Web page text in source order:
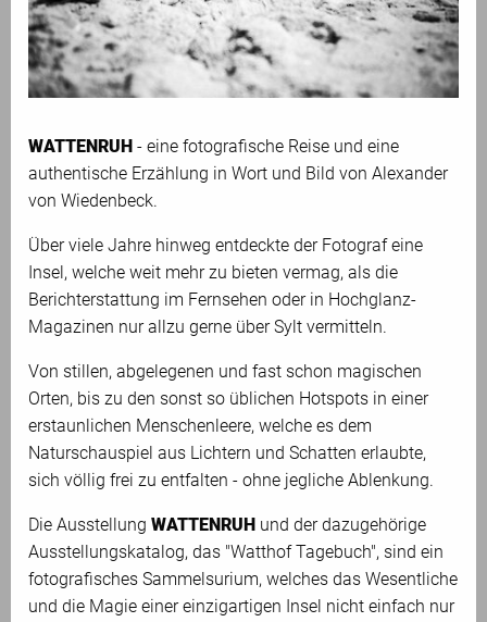
WATTENRUH - eine fotografische Reise und eine
authentische Erzählung in Wort und Bild von Alexander
von Wiedenbeck.
Über viele Jahre hinweg entdeckte der Fotograf eine
Insel, welche weit mehr zu bieten vermag, als die
Berichterstattung im Fernsehen oder in Hochglanz-
Magazinen nur allzu gerne über Sylt vermitteln.
Von stillen, abgelegenen und fast schon magischen
Orten, bis zu den sonst so üblichen Hotspots in einer
erstaunlichen Menschenleere, welche es dem
Naturschauspiel aus Lichtern und Schatten erlaubte,
sich völlig frei zu entfalten - ohne jegliche Ablenkung.
Die Ausstellung WATTENRUH und der dazugehörige
Ausstellungskatalog, das "Watthof Tagebuch", sind ein
fotografisches Sammelsurium, welches das Wesentliche
und die Magie einer einzigartigen Insel nicht einfach nur